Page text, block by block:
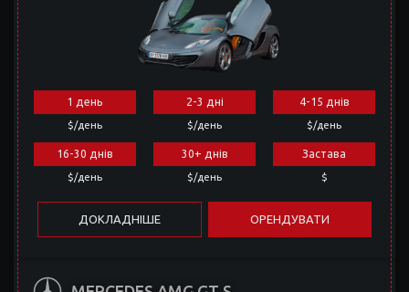
1 день
$/день
2-3 дні
$/день
4-15 днів
$/день
16-30 днів
$/день
30+ днів
$/день
Застава
$
ДОКЛАДНІШЕ ОРЕНДУВАТИ